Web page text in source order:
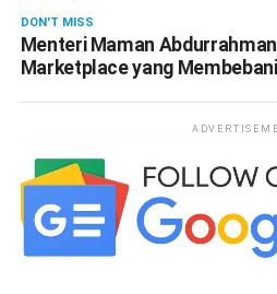
DON'T MISS
Menteri Maman
Marketplace yang